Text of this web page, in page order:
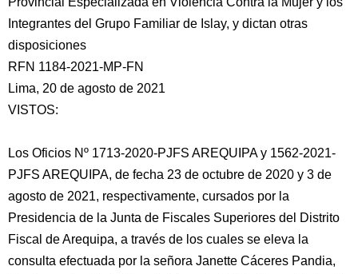
Integrantes del Grupo Familiar de Islay, y dictan otras
disposiciones
RFN 1184-2021-MP-FN
Lima, 20 de agosto de 2021
VISTOS:
Los Oficios Nº 1713-2020-PJFS AREQUIPA y 1562-2021-
PJFS AREQUIPA, de fecha 23 de octubre de 2020 y 3 de
agosto de 2021, respectivamente, cursados por la
Presidencia de la Junta de Fiscales Superiores del Distrito
Fiscal de Arequipa, a través de los cuales se eleva la
consulta efectuada por la señora Janette Cáceres Pandia,